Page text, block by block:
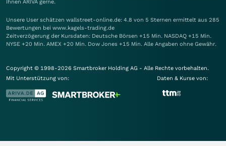
Ihnen ARIVA gerne.
Unsere User schätzen wallstreet-online.de: 4.8 von 5 Sternen ermittelt aus 285
Bewertungen bei www.kagels-trading.de
Zeitverzögerung der Kursdaten: Deutsche Börsen +15 Min. NASDAQ +15 Min.
NYSE +20 Min. AMEX +20 Min. Dow Jones +15 Min. Alle Angaben ohne Gewähr.
Copyright © 1998-2026 Smartbroker Holding AG - Alle Rechte vorbehalten.
Mit Unterstützung von:
Daten & Kurse von: